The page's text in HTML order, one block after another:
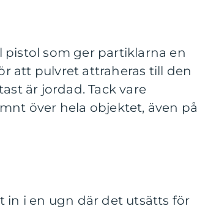
pistol som ger partiklarna en
att pulvret attraheras till den
är jordad. Tack vare
över hela objektet, även på
in i en ugn där det utsätts för